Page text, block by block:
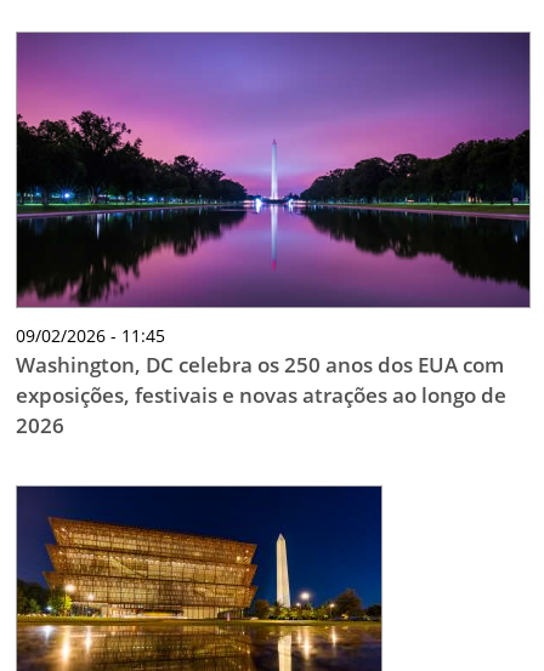
VITRINE
TESTADO E APROVADO
ÚLTIMAS NOTÍCIAS
PARCEIROS
QUEM SOMOS - EQUIPE
CONTATO
09/02/2026 - 11:45
Washington, DC celebra os 250 anos dos EUA com
exposições, festivais e novas atrações ao longo de
2026